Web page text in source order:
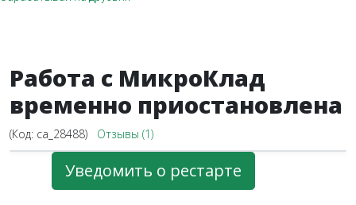
Работа с МикроКлад
временно приостановлена
(Код: ca_28488) Отзывы (1)
Уведомить о рестарте